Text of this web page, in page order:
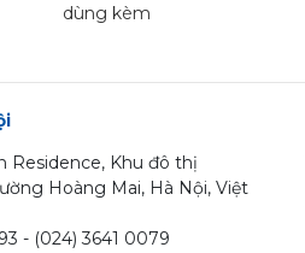
dùng kèm
Residence, Khu đô thị
Hoàng Mai, Hà Nội, Việt
- (024) 3641 0079